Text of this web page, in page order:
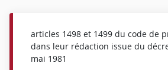
articles 1498 et 1499 du code de
dans leur rédaction issue du
mai 1981